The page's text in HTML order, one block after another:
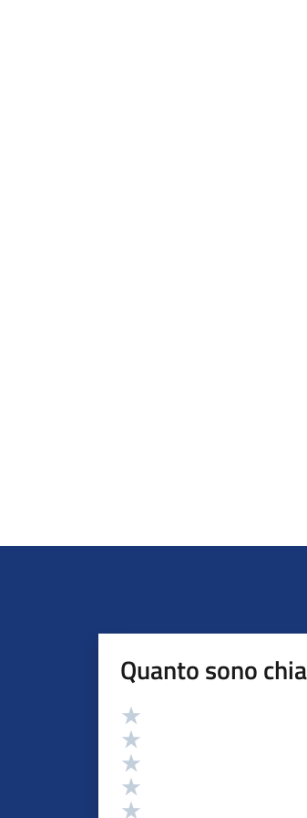
Quanto sono
Valutazione